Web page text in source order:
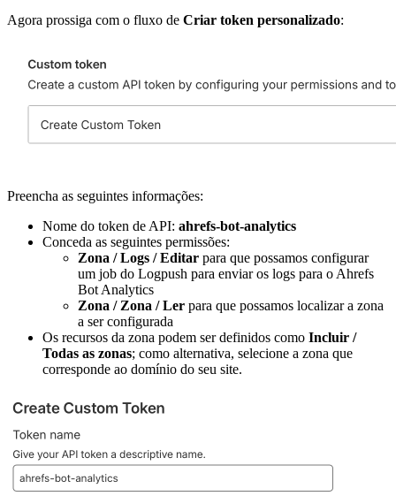
Agora prossiga com o fluxo de Criar token personalizado:
Preencha as seguintes informações:
Nome do token de API: ahrefs-bot-analytics
Conceda as seguintes permissões:
Zona / Logs / Editar para que possamos configurar
um job do Logpush para enviar os logs para o Ahrefs
Bot Analytics
Zona / Zona / Ler para que possamos localizar a zona
a ser configurada
Os recursos da zona podem ser definidos como Incluir /
Todas as zonas; como alternativa, selecione a zona que
corresponde ao domínio do seu site.